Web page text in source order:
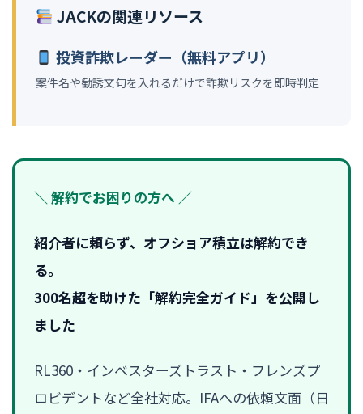
JACKの関連リソース
投資詐欺レーダー（無料アプリ）
案件名や勧誘文句を入れるだけで詐欺リスクを即時判定
＼ 解約でお困りの方へ ／
紹介者に頼らず、オフショア積立は解約でき
る。
300名超を助けた「解約完全ガイド」を公開し
ました
RL360・インベスターズトラスト・フレンズプ
ロビデントなど全社対応。IFAへの依頼文面（日